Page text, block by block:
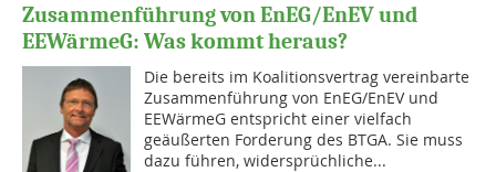
Zusammenführung von EnEG/EnEV und
EEWärmeG: Was kommt heraus?
Die bereits im Koalitionsvertrag vereinbarte
Zusammenführung von EnEG/EnEV und
EEWärmeG entspricht einer vielfach
geäußerten Forderung des BTGA. Sie muss
dazu führen, widersprüchliche...